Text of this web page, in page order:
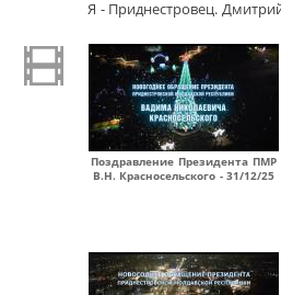
Я - Приднестровец.
Поздравление Президента ПМР
В.Н. Красносельского - 31/12/25